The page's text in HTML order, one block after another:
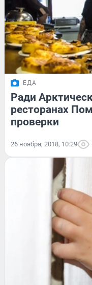
ЕДА
Ради
ресторанах
проверки
26 ноября, 2018, 10:29